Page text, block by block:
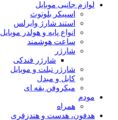
لوازم جانبی موبایل
اسپیکر بلوتوث
استند شارژ وایرلس
انواع پایه و هولدر موبایل
ساعت هوشمند
شارژر
شارژر فندکی
شارژر تبلت و موبایل
کابل و مبدل
میکروفن یقه ای
مودم
همراه
هدفون، هدست و هندزفری